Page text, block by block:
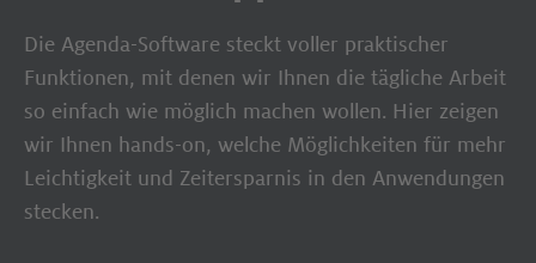
Die Agenda-Software steckt voller praktischer
Funktionen, mit denen wir Ihnen die tägliche Arbeit
so einfach wie möglich machen wollen. Hier zeigen
wir Ihnen hands-on, welche Möglichkeiten für mehr
Leichtigkeit und Zeitersparnis in den Anwendungen
stecken.